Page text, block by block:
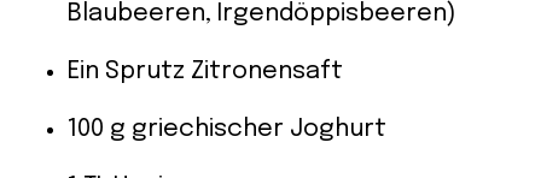
Blaubeeren, Irgendöppisbeeren)
Ein Sprutz Zitronensaft
100 g griechischer Joghurt